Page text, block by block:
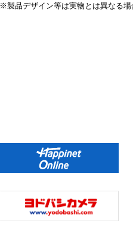
※製品デザイン等は実物とは異なる場